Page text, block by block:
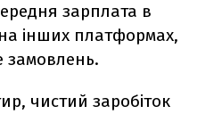
зарплата в
на інших платформах,
замовлень.
чистий заробіток